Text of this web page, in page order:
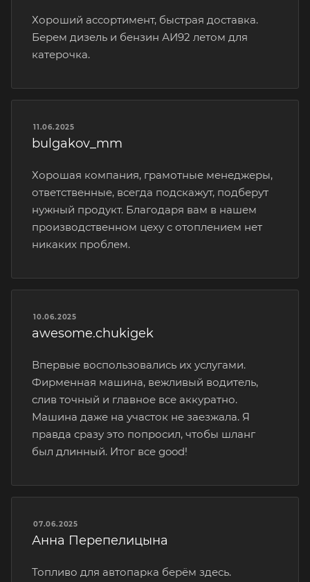
Хороший ассортимент, быстрая доставка.
Берем дизель и бензин АИ92 летом для
катерочка.
11.06.2025
bulgakov_mm
Хорошая компания, грамотные менеджеры,
ответственные, всегда подскажут, подберут
нужный продукт. Благодаря вам в нашем
производственном цеху с отоплением нет
никаких проблем.
10.06.2025
awesome.chukigek
Впервые воспользовались их услугами.
Фирменная машина, вежливый водитель,
слив точный и главное все аккуратно.
Машина даже на участок не заезжала. Я
правда сразу это попросил, чтобы шланг
был длинный. Итог все good!
07.06.2025
Анна Перепелицына
Топливо для автопарка берём здесь.